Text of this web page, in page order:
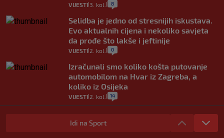
VIJESTI 3. kol. 8
Selidba je jedno od stresnijih iskustava.
Evo aktualnih cijena i nekoliko savjeta
da prođe što lakše i jeftinije
VIJESTI 2. kol. 0
Izračunali smo koliko košta putovanje
automobilom na Hvar iz Zagreba, a
koliko iz Osijeka
VIJESTI 2. kol. 14
"Kći je otišla na more, a zaboravila
zdravstvenu iskaznicu". Kakva su prava
pacijenata izvan mjesta prebivališta?
Idi na Sport